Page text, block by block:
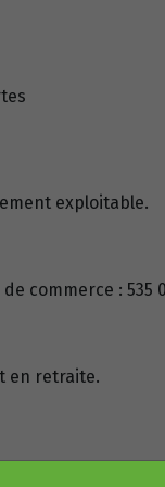
exploitable.
commerce : 535
en retraite.